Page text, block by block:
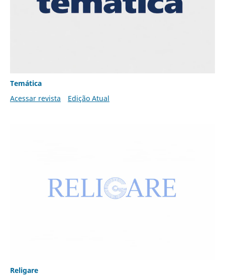
Temática
Acessar revista
Edição Atual
Religare